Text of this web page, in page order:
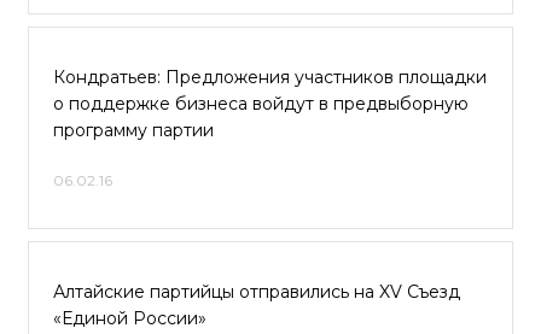
Кондратьев: Предложения участников площадки
о поддержке бизнеса войдут в предвыборную
программу партии
06.02.16
Алтайские партийцы отправились на XV Съезд
«Единой России»